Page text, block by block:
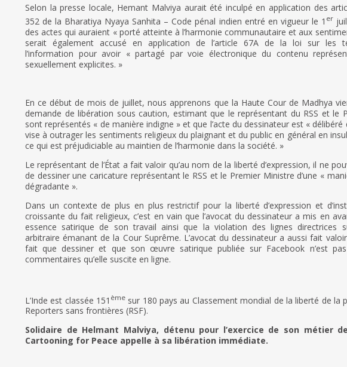
Selon la presse locale, Hemant Malviya aurait été inculpé en application des
352 de la Bharatiya Nyaya Sanhita – Code pénal indien entré en vigueur le 1 er
des actes qui auraient « porté atteinte à l’harmonie communautaire et aux
serait également accusé en application de l’article 67A de la loi sur les
l’information pour avoir « partagé par voie électronique du contenu
sexuellement explicites. »
En ce début de mois de juillet, nous apprenons que la Haute Cour de Madhya
demande de libération sous caution, estimant que le représentant du RSS et le
sont représentés « de manière indigne » et que l’acte du dessinateur est «
vise à outrager les sentiments religieux du plaignant et du public en général en
ce qui est préjudiciable au maintien de l’harmonie dans la société. »
Le représentant de l’État a fait valoir qu’au nom de la liberté d’expression, il ne
de dessiner une caricature représentant le RSS et le Premier Ministre d’une «
dégradante ».
Dans un contexte de plus en plus restrictif pour la liberté d’expression et
croissante du fait religieux, c’est en vain que l’avocat du dessinateur a mis en
essence satirique de son travail ainsi que la violation des lignes directrices
arbitraire émanant de la Cour Suprême. L’avocat du dessinateur a aussi fait valoir
fait que dessiner et que son œuvre satirique publiée sur Facebook n’est
commentaires qu’elle suscite en ligne.
L’Inde est classée 151 ème sur 180 pays au Classement mondial de la liberté de la
Reporters sans frontières (RSF).
Solidaire de Helmant Malviya, détenu pour l’exercice de son métier
Cartooning for Peace appelle à sa libération immédiate.